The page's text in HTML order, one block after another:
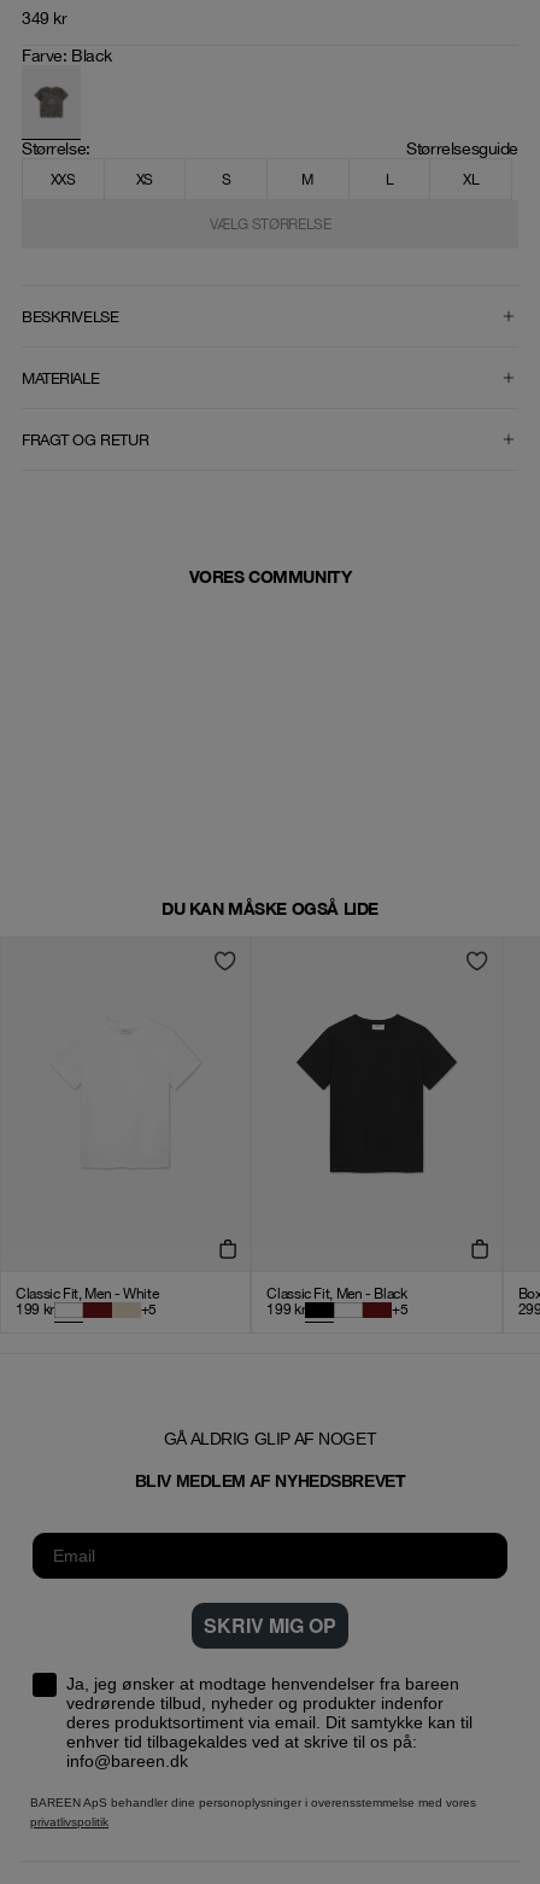
349 kr
Farve: Black
Størrelse: Størrelsesguide
XXS XS S M L XL
VÆLG STØRRELSE
BESKRIVELSE
MATERIALE
FRAGT OG RETUR
VORES COMMUNITY
DU KAN MÅSKE OGSÅ LIDE
Classic Fit, Men - White
199 kr +5
Classic Fit, Men - Black
199 kr +5
GÅ ALDRIG GLIP AF NOGET
BLIV MEDLEM AF NYHEDSBREVET
SKRIV MIG OP
Ja, jeg ønsker at modtage henvendelser fra bareen
vedrørende tilbud, nyheder og produkter indenfor
deres produktsortiment via email. Dit samtykke kan til
enhver tid tilbagekaldes ved at skrive til os på:
info@bareen.dk
BAREEN ApS behandler dine personoplysninger i overensstemmelse med vores
privatlivspolitik